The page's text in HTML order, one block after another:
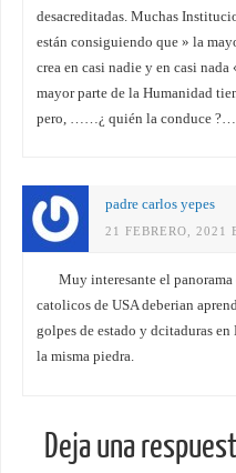
desacreditadas. Muchas
están consiguiendo que » la
crea en casi nadie y en casi nada
mayor parte de la Humanidad
pero, ……¿ quién la conduce
padre carlos yepes
21 FEBRERO, 2021
Muy interesante el
catolicos de USA deberian
golpes de estado y dcitaduras
la misma piedra.
Deja una